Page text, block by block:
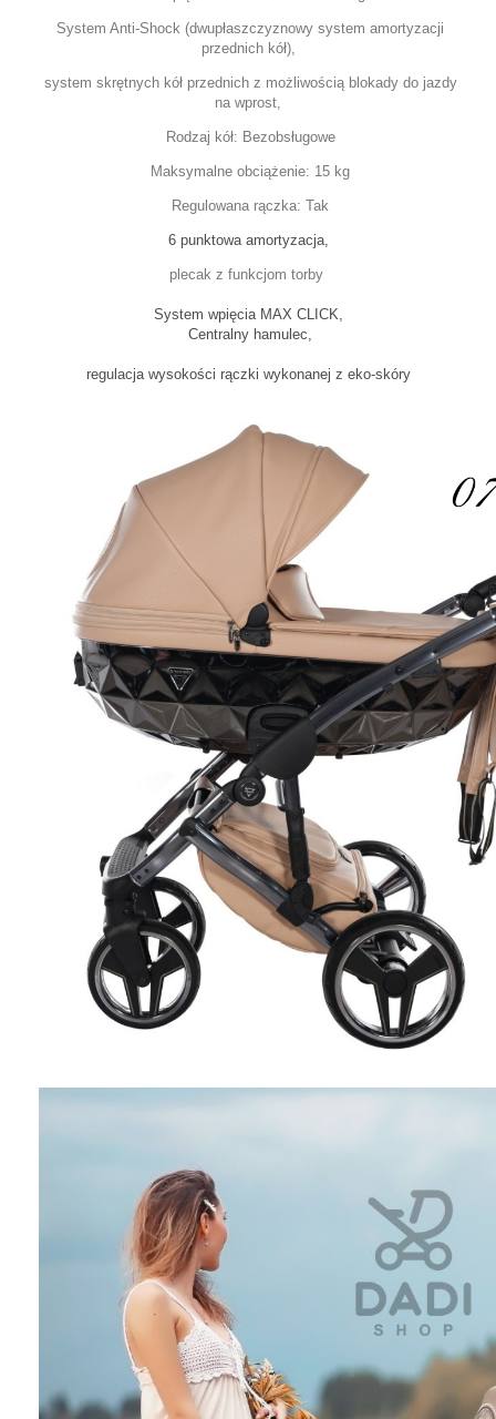
System Anti-Shock (dwupłaszczyznowy system amortyzacji
przednich kół),
system skrętnych kół przednich z możliwością blokady do jazdy
na wprost,
Rodzaj kół: Bezobsługowe
Maksymalne obciążenie: 15 kg
Regulowana rączka: Tak
6 punktowa amortyzacja,
plecak z funkcjom torby
System wpięcia MAX CLICK,
Centralny hamulec,
regulacja wysokości rączki wykonanej z eko-skóry